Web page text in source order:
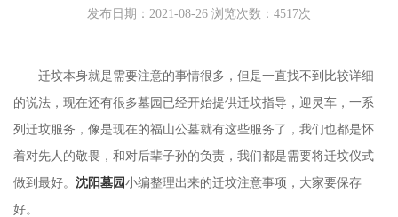
发布日期：2021-08-26 浏览次数：4517次
迁坟本身就是需要注意的事情很多，但是一直找不到比较详细
的说法，现在还有很多墓园已经开始提供迁坟指导，迎灵车，一系
列迁坟服务，像是现在的福山公墓就有这些服务了，我们也都是怀
着对先人的敬畏，和对后辈子孙的负责，我们都是需要将迁坟仪式
做到最好。 沈阳墓园小编整理出来的迁坟注意事项，大家要保存
好。